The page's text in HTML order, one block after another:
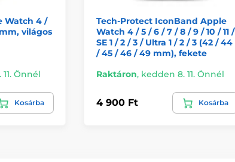
Watch 4 /
világos
Önnél
Kosárba
Tech-Protect IconBand Apple
Watch 4 / 5 / 6 / 7 / 8 / 9 / 10 / 11 /
SE 1 / 2 / 3 / Ultra 1 / 2 / 3 (42 / 44
/ 45 / 46 / 49 mm), fekete
Raktáron, kedden 8. 11. Önnél
4 900 Ft Kosárba